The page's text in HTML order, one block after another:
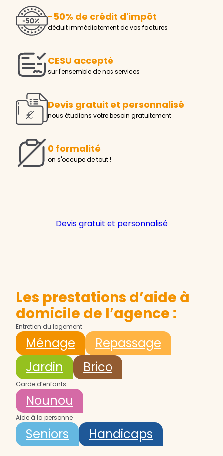
-50% de crédit d'impôt
déduit immédiatement de vos factures
CESU accepté
sur l'ensemble de nos services
Devis gratuit et personnalisé
nous étudions votre besoin gratuitement
0 formalité
on s'occupe de tout !
Devis gratuit et personnalisé
Les prestations d’aide à
domicile de l’agence :
Entretien du logement
Ménage
Repassage
Jardin
Brico
Garde d’enfants
Nounou
Aide à la personne
Seniors Handicaps